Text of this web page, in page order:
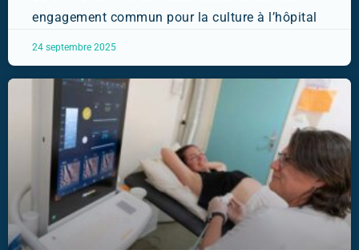
engagement commun pour la culture à l’hôpital
24 septembre 2025